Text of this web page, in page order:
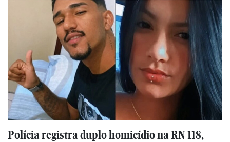
Polícia registra duplo homicídio na RN 118,